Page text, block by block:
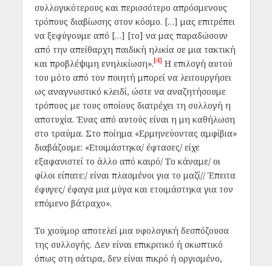
συλλογικότερους και περισσότερο απρόσμενους
τρόπους διαβίωσης στον κόσμο. […] μας επιτρέπει
να ξεφύγουμε από […] [το] να μας παραδώσουν
από την απείθαρχη παιδική ηλικία σε μια τακτική
και προβλέψιμη ενηλικίωση».[4] Η επιλογή αυτού
του μότο από τον ποιητή μπορεί να λειτουργήσει
ως αναγνωστικό κλειδί, ώστε να αναζητήσουμε
τρόπους με τους οποίους διατρέχει τη συλλογή η
αποτυχία. Ένας από αυτούς είναι η μη καθήλωση
στο τραύμα. Στο ποίημα «Ερμηνεύοντας αμφίβια»
διαβάζουμε: «Ετοιμάστηκα/ έφτασες/ είχε
εξαφανιστεί το άλλο από καιρό/ Το κάναμε/ οι
φίλοι είπατε:/ είναι πλασμένοι για το μαζί// Έπειτα
έφυγες/ έφαγα μια μύγα και ετοιμάστηκα για τον
επόμενο βάτραχο».
Το χιούμορ αποτελεί μια υφολογική δεσπόζουσα
της συλλογής. Δεν είναι επικριτικό ή σκωπτικό
όπως στη σάτιρα, δεν είναι πικρό ή οργισμένο,